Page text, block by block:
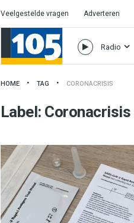
Veelgestelde vragen Adverteren
Radio
HOME TAG CORONACRISIS
Label: Coronacrisis